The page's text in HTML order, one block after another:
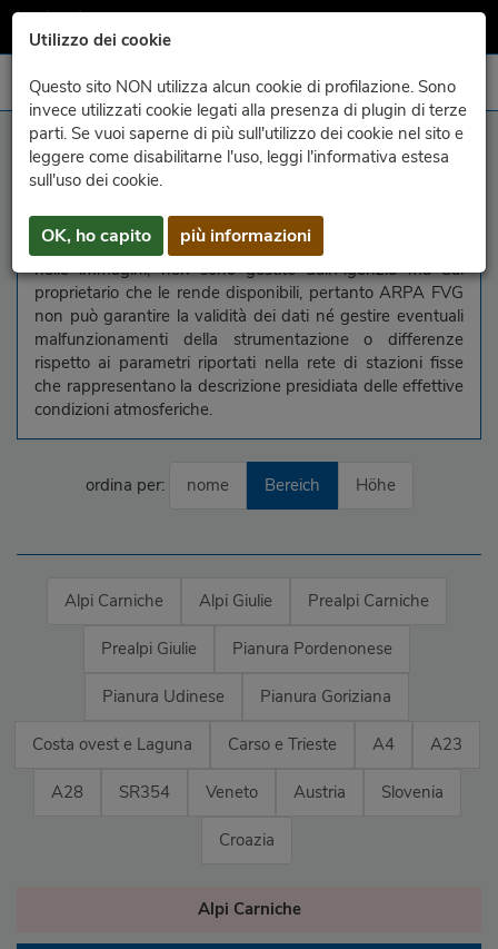
Utilizzo dei cookie
Questo sito NON utilizza alcun cookie di profilazione. Sono
invece utilizzati cookie legati alla presenza di plugin di terze
parti. Se vuoi saperne di più sull'utilizzo dei cookie nel sito e
leggere come disabilitarne l'uso, leggi l'informativa estesa
sull'uso dei cookie.
OK, ho capito più informazioni
Auskünfte
webcam liberamente disponibili in rete. Le webcam, come
le informazioni relative ai parametri meteorologici riportati
nelle immagini, non sono gestite dall'Agenzia ma dal
proprietario che le rende disponibili, pertanto ARPA FVG
non può garantire la validità dei dati né gestire eventuali
malfunzionamenti della strumentazione o differenze
rispetto ai parametri riportati nella rete di stazioni fisse
che rappresentano la descrizione presidiata delle effettive
condizioni atmosferiche.
ordina per: nome Bereich Höhe
Alpi Carniche Alpi Giulie Prealpi Carniche
Prealpi Giulie Pianura Pordenonese
Pianura Udinese Pianura Goriziana
Costa ovest e Laguna Carso e Trieste A4 A23
A28 SR354 Veneto Austria Slovenia
Croazia
Alpi Carniche